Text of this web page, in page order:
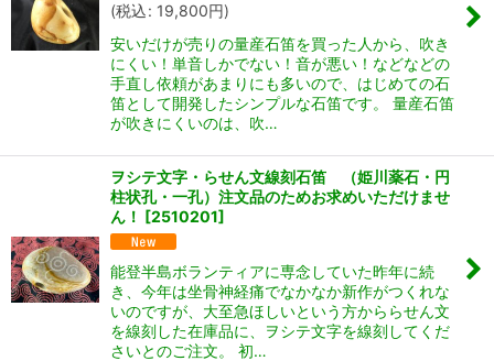
(税込: 19,800円)
安いだけが売りの量産石笛を買った人から、吹き
にくい！単音しかでない！音が悪い！などなどの
手直し依頼があまりにも多いので、はじめての石
笛として開発したシンプルな石笛です。 量産石笛
が吹きにくいのは、吹…
ヲシテ文字・らせん文線刻石笛 （姫川薬石・円
柱状孔・一孔）注文品のためお求めいただけませ
ん！ [2510201]
能登半島ボランティアに専念していた昨年に続
き、今年は坐骨神経痛でなかなか新作がつくれな
いのですが、大至急ほしいという方かららせん文
を線刻した在庫品に、ヲシテ文字を線刻してくだ
さいとのご注文。 初…